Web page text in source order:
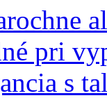
pri
s